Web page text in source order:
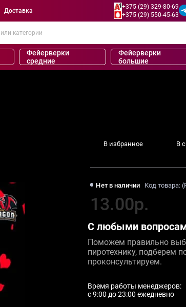
Доставка
+375 (29) 329-80-69
+375 (29) 550-45-63
Фейерверки
средние
Фейерверки
большие
Нет в наличии Код товара:
13.00р.
С любыми
Поможем правильно
пиротехнику, подберем
проконсультируем.
Время работы менеджеров:
c 9:00 до 23:00 ежедневно
В избранное В